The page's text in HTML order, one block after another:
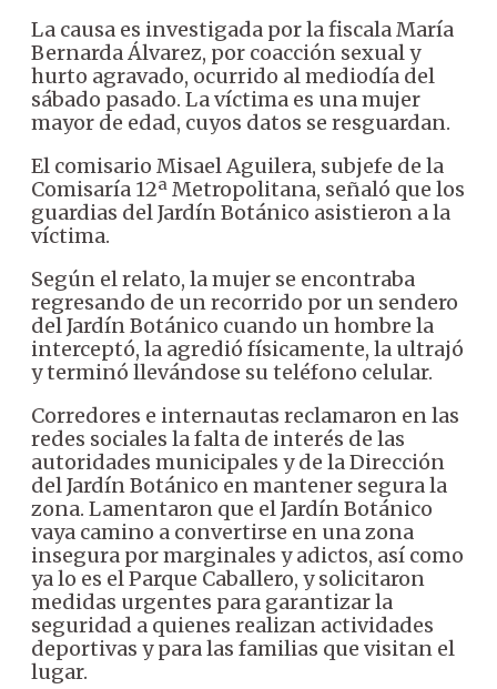
La causa es investigada por la fiscala María
Bernarda Álvarez, por coacción sexual y
hurto agravado, ocurrido al mediodía del
sábado pasado. La víctima es una mujer
mayor de edad, cuyos datos se resguardan.
El comisario Misael Aguilera, subjefe de la
Comisaría 12ª Metropolitana, señaló que los
guardias del Jardín Botánico asistieron a la
víctima.
Según el relato, la mujer se encontraba
regresando de un recorrido por un sendero
del Jardín Botánico cuando un hombre la
interceptó, la agredió físicamente, la ultrajó
y terminó llevándose su teléfono celular.
Corredores e internautas reclamaron en las
redes sociales la falta de interés de las
autoridades municipales y de la Dirección
del Jardín Botánico en mantener segura la
zona. Lamentaron que el Jardín Botánico
vaya camino a convertirse en una zona
insegura por marginales y adictos, así como
ya lo es el Parque Caballero, y solicitaron
medidas urgentes para garantizar la
seguridad a quienes realizan actividades
deportivas y para las familias que visitan el
lugar.